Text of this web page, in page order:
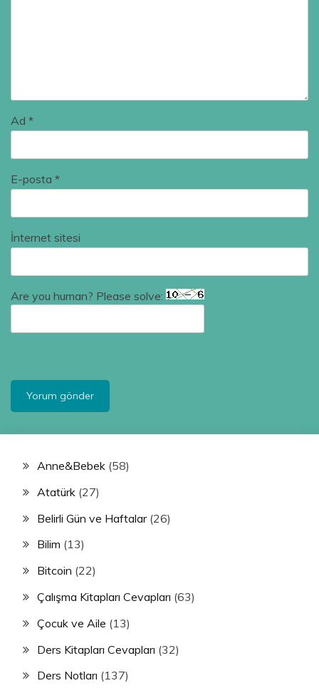
Ad *
E-posta *
İnternet sitesi
Are you human? Please solve:
Anne&Bebek (58)
Atatürk (27)
Belirli Gün ve Haftalar(26)
Bilim (13)
Bitcoin (22)
Çalışma Kitapları Cevapları (63)
Çocuk ve Aile (13)
Ders Kitapları Cevapları (32)
Ders Notları (137)